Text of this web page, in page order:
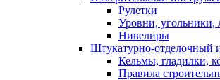
Рулетки
Уровни, угольники,
Нивелиры
Штукатурно-отделочный
Кельмы, гладилки,
Правила